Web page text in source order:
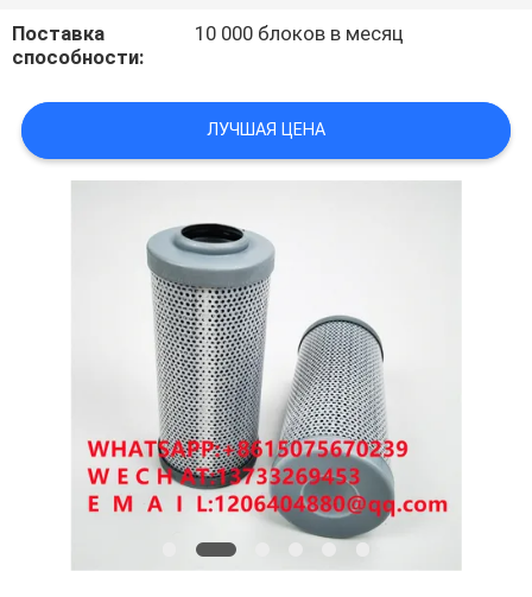
МЫ
НОВОСТИ
POLICY
Поставка
способности:
10 000 блоков в месяц
ЛУЧШАЯ ЦЕНА